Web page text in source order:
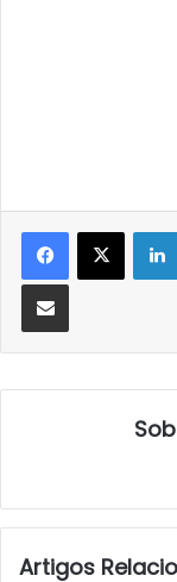
Partilhar Via Email
Artigos